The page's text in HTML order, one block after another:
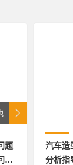
题
题
汽车造
分析指